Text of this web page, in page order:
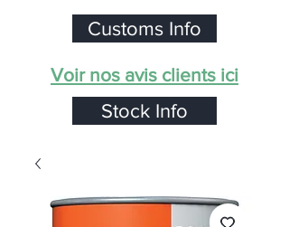
Customs Info
Voir nos avis clients ici
Stock Info